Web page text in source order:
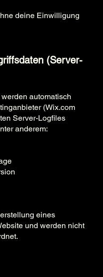
deine Einwilligung
(Server-
automatisch
(Wix.com
Server-Logfiles
anderem:
eines
und werden nicht